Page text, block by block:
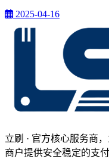
2025-04-16
立刷 · 官方核心服务商
商户提供安全稳定的支付